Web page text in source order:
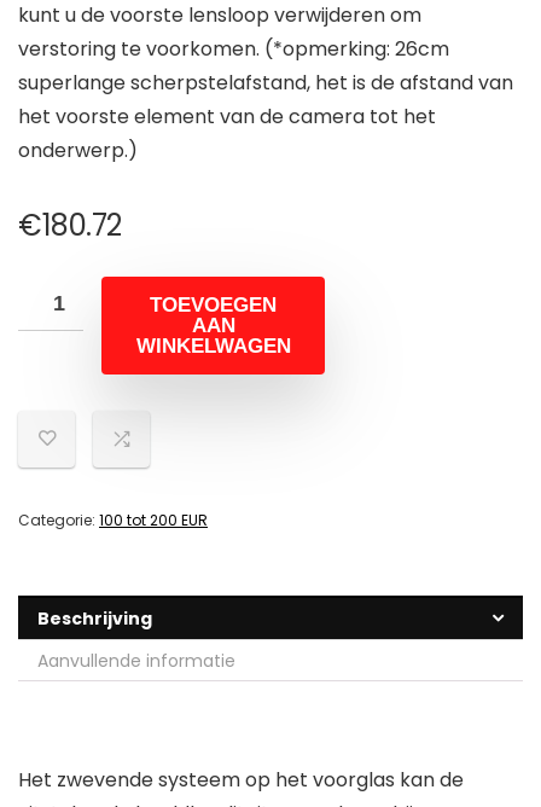
kunt u de voorste lensloop verwijderen om
verstoring te voorkomen. (*opmerking: 26cm
superlange scherpstelafstand, het is de afstand van
het voorste element van de camera tot het
onderwerp.)
€180.72
TOEVOEGEN
AAN
WINKELWAGEN
Categorie: 100 tot 200 EUR
Beschrijving
Aanvullende informatie
Het zwevende systeem op het voorglas kan de